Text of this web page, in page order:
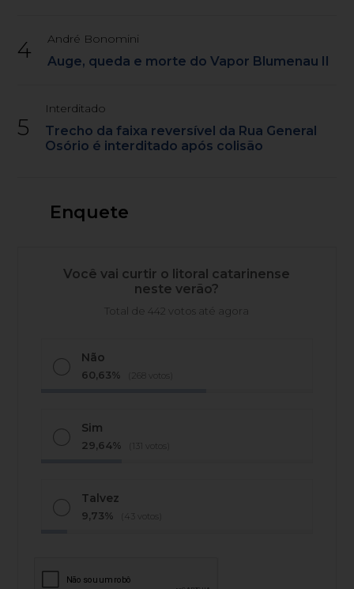
4 André Bonomini
Auge, queda e morte do Vapor Blumenau II
5
Interditado
Trecho da faixa reversível da Rua General
Osório é interditado após colisão
Enquete
Você vai curtir o litoral catarinense
neste verão?
Total de 442 votos até agora
Não
60,63% (268 votos)
Sim
29,64% (131 votos)
Talvez
9,73% (43 votos)